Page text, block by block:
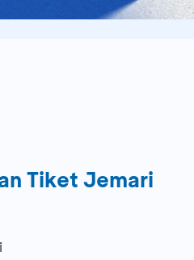
Tiket Jemari